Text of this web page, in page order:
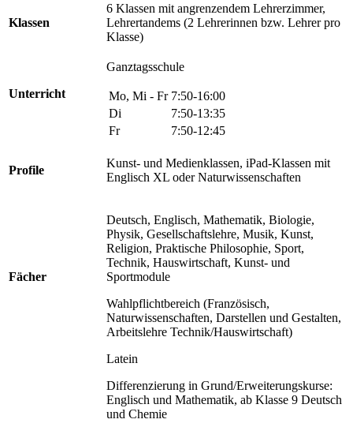
Klassen
6 Klassen mit angrenzendem Lehrerzimmer,
Lehrertandems (2 Lehrerinnen bzw. Lehrer pro
Klasse)
Unterricht
Ganztagsschule
Mo, Mi - Fr 7:50-16:00
Di
7:50-13:35
Fr
7:50-12:45
Profile
Kunst- und Medienklassen, iPad-Klassen mit
Englisch XL oder Naturwissenschaften
Fächer
Deutsch, Englisch, Mathematik, Biologie,
Physik, Gesellschaftslehre, Musik, Kunst,
Religion, Praktische Philosophie, Sport,
Technik, Hauswirtschaft, Kunst- und
Sportmodule
Wahlpflichtbereich (Französisch,
Naturwissenschaften, Darstellen und Gestalten,
Arbeitslehre Technik/Hauswirtschaft)
Latein
Differenzierung in Grund/Erweiterungskurse:
Englisch und Mathematik, ab Klasse 9 Deutsch
und Chemie